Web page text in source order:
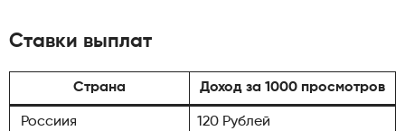
Ставки выплат
Страна Доход за 1000 просмотров
Россиия 120 Рублей